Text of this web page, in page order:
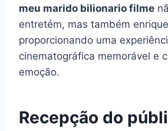
meu marido bilionario filme
entretém, mas também
proporcionando uma
cinematográfica memorável e
emoção.
Recepção do